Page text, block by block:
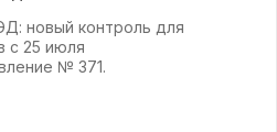
новый контроль для
с 25 июля
№ 371.